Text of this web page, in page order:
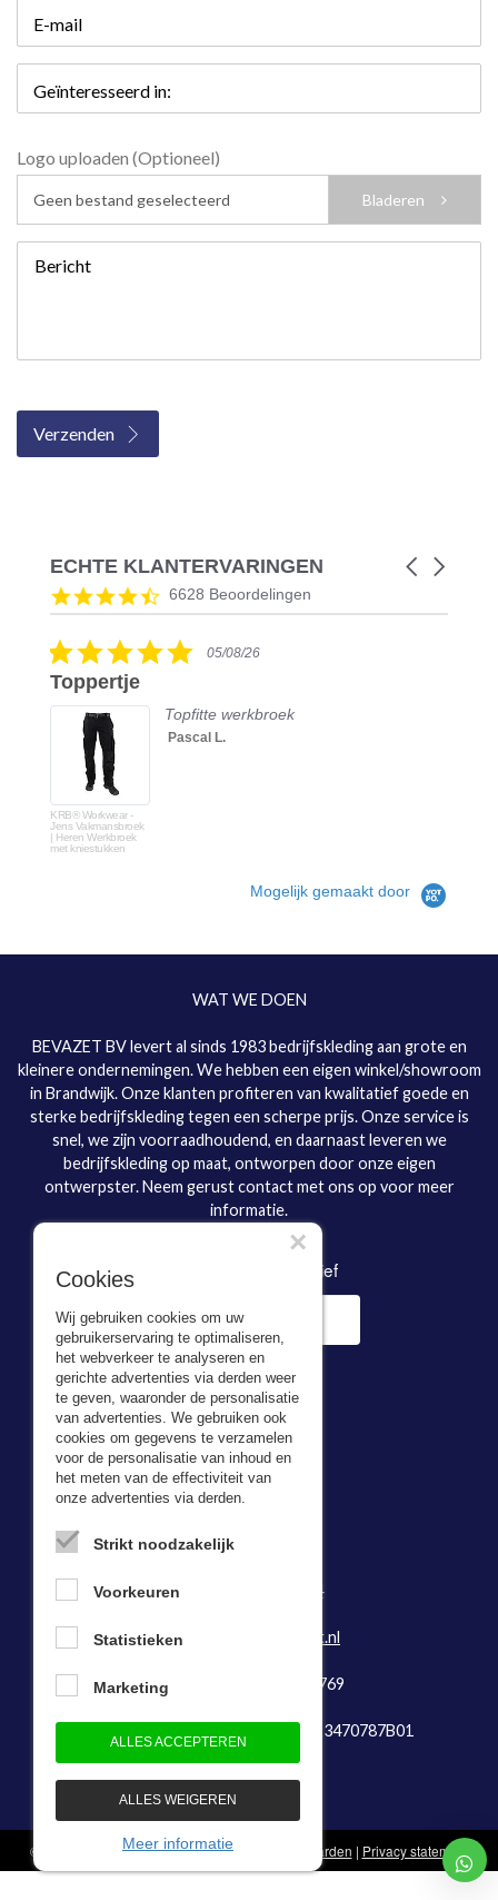
E-mail
Geïnteresseerd in:
Logo uploaden (Optioneel)
Geen bestand geselecteerd Bladeren
Bericht
Verzenden
ECHTE KLANTERVARINGEN
Reviews
carousel
Carousel
4.5
star
6628 Beoordelingen
5.005/08/26
Toppertje
KRB® Workwear -
Jens Vakmansbroek
| Heren Werkbroek
met kniestukken
Topfitte werkbroek
Pascal L.
Mogelijk gemaakt door
WAT WE DOEN
BEVAZET BV levert al sinds 1983 bedrijfskleding aan grote en
kleinere ondernemingen. We hebben een eigen winkel/showroom
in Brandwijk. Onze klanten profiteren van kwalitatief goede en
sterke bedrijfskleding tegen een scherpe prijs. Onze service is
snel, we zijn voorraadhoudend, en daarnaast leveren we
bedrijfskleding op maat, ontworpen door onze eigen
ontwerpster. Neem gerust contact met ons op voor meer
informatie.
Inschrijven nieuwsbrief
Adresgegevens
Kerkweg 5,
0184-64 29 74
E-mail:
info@bevazet.nl
KvK-nummer: 23048769
Btw-identificatienummer: NL823470787B01
© 1983 - 2026 - Bevazet B.V.Algemene voorwaarden | Privacy statement
Cookies
Wij gebruiken cookies om uw
gebruikerservaring te optimaliseren,
het webverkeer te analyseren en
gerichte advertenties via derden weer
te geven, waaronder de personalisatie
van advertenties. We gebruiken ook
cookies om gegevens te verzamelen
voor de personalisatie van inhoud en
het meten van de effectiviteit van
onze advertenties via derden.
Strikt noodzakelijk
Voorkeuren
Statistieken
Marketing
ALLES ACCEPTEREN
ALLES WEIGEREN
Meer informatie
×